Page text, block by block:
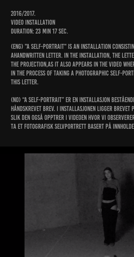
2016/2017.
Video installation
Duration: 23 min 17 sec.
(ENG) "A Self-Portrait" is an installation
ahandwritten letter. In the installation, the
the projection,as it also appears in the video
in the process of taking a photographic self-
this letter.
(NO) “A Self-Portrait” er en installasjon
håndskrevet brev. I installasjonen ligger brevet
slik den også opptrer i videoen hvor vi
ta et fotografisk selvportrett basert på